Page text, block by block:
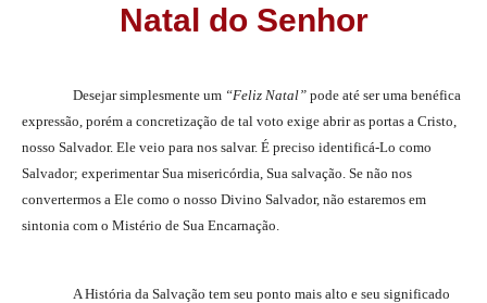
Natal do Senhor
Desejar simplesmente um “Feliz Natal” pode até ser uma benéfica
expressão, porém a concretização de tal voto exige abrir as portas a Cristo,
nosso Salvador. Ele veio para nos salvar. É preciso identificá-Lo como
Salvador; experimentar Sua misericórdia, Sua salvação. Se não nos
convertermos a Ele como o nosso Divino Salvador, não estaremos em
sintonia com o Mistério de Sua Encarnação.
A História da Salvação tem seu ponto mais alto e seu significado